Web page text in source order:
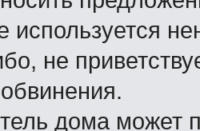
используется
не
дома может